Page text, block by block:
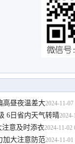
高昼夜温差大2024-11-07
6日省内天气转晴2024-
注意及时添衣2024-11-02
加大注意防范2024-11-01